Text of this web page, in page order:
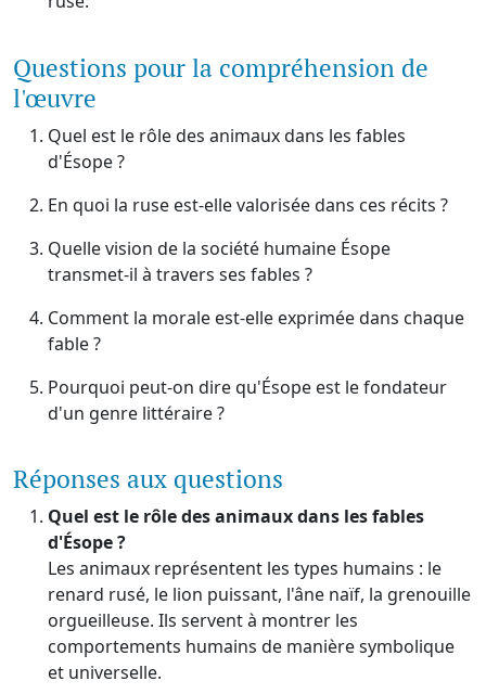
Questions pour la compréhension de
l'œuvre
Quel est le rôle des animaux dans les fables
d'Ésope ?
En quoi la ruse est-elle valorisée dans ces récits ?
Quelle vision de la société humaine Ésope
transmet-il à travers ses fables ?
Comment la morale est-elle exprimée dans chaque
fable ?
Pourquoi peut-on dire qu'Ésope est le fondateur
d'un genre littéraire ?
Réponses aux questions
Quel est le rôle des animaux dans les fables
d'Ésope ?
Les animaux représentent les types humains : le
renard rusé, le lion puissant, l'âne naïf, la grenouille
orgueilleuse. Ils servent à montrer les
comportements humains de manière symbolique
et universelle.